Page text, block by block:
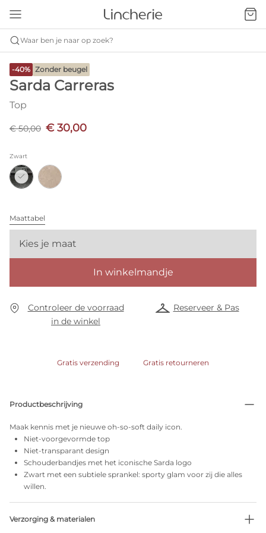
Waar ben je naar op zoek?
-40% Zonder beugel
Sarda Carreras
Top
€ 50,00 € 30,00
Zwart
Maattabel
Kies je maat
In winkelmandje
Controleer de voorraad
in de winkel
Reserveer & Pas
Gratis verzending Gratis retourneren
Productbeschrijving
Maak kennis met je nieuwe oh-so-soft daily icon.
Niet-voorgevormde top
Niet-transparant design
Schouderbandjes met het iconische Sarda logo
Zwart met een subtiele sprankel: sporty glam voor zij die alles
willen.
Verzorging & materialen